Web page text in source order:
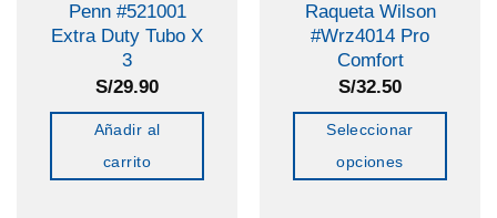
Penn #521001
Extra Duty Tubo X
3
S/29.90
Añadir al
carrito
Raqueta Wilson
#Wrz4014 Pro
Comfort
S/32.50
Seleccionar
opciones